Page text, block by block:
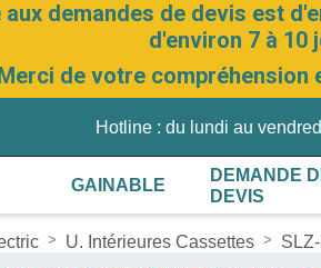
demandes de devis est
d'environ 7 à 10
de votre compréhension
Hotline : du lundi au
GAINABLE
DEMANDE
DEVIS
U. Intérieures Cassettes